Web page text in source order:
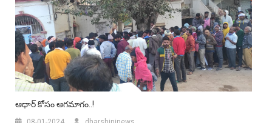
ఆధార్ కోసం ఆగమాగం..!